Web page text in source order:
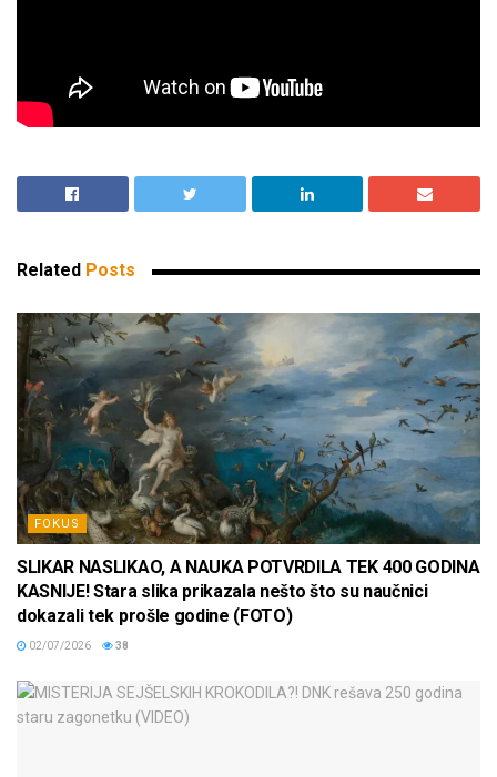
Related Posts
FOKUS
SLIKAR NASLIKAO, A NAUKA POTVRDILA TEK 400 GODINA
KASNIJE! Stara slika prikazala nešto što su naučnici
dokazali tek prošle godine (FOTO)
02/07/2026 38